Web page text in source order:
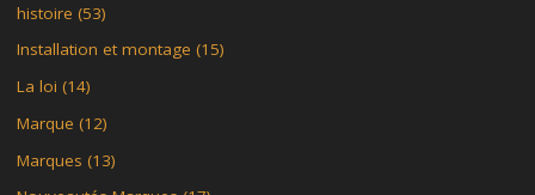
histoire (53)
Installation et montage (15)
La loi (14)
Marque (12)
Marques (13)